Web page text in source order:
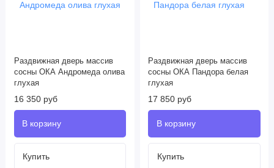
Раздвижная дверь массив
сосны ОКА Андромеда олива
глухая
16 350 руб
Раздвижная дверь массив
сосны ОКА Пандора белая
глухая
17 850 руб